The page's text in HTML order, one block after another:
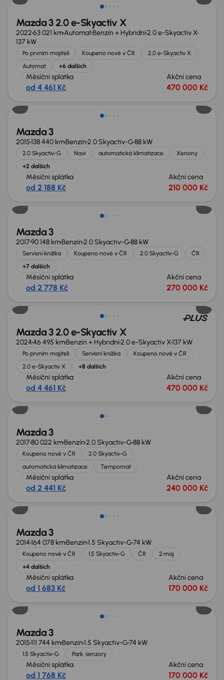
Mazda 3 2.0 e-Skyactiv X
202263 021 kmAutomatBenzín + Hybridní2.0 e-Skyactiv X
137 kW
Po prvním majiteli Koupeno nové v ČR
2.0 e-Skyactiv X
Automat
+6 dalších
Měsíční splátka
od 4 461 Kč
Akční cena
470 000 Kč
Zlevněno o 20 000 Kč
Mazda 3
2015138 440 kmBenzín2.0 Skyactiv-G88 kW
2.0 Skyactiv-G Navi automatická klimatizace
Xenony
+2 dalších
Měsíční splátka
od 2 188 Kč
Akční cena
210 000 Kč
Mazda 3
201790 148 kmBenzín2.0 Skyactiv-G88 kW
Servisní knížka Koupeno nové v ČR 2.0 Skyactiv-G
ČR
+7 dalších
Měsíční splátka
od 2 778 Kč
Akční cena
270 000 Kč
Zlevněno o 70 000 Kč
Mazda 3 2.0 e-Skyactiv X
202446 495 kmBenzín + Hybridní2.0 e-Skyactiv X137 kW
Po prvním majiteli Servisní knížka
Koupeno nové v ČR
2.0 e-Skyactiv X
+8 dalších
Měsíční splátka
od 4 461 Kč
Akční cena
470 000 Kč
Zlevněno o 20 000 Kč
Mazda 3
201780 022 kmBenzín2.0 Skyactiv-G88 kW
Koupeno nové v ČR
2.0 Skyactiv-G
automatická klimatizace
Tempomat
Měsíční splátka
od 2 441 Kč
Akční cena
240 000 Kč
Zlevněno o 20 000 Kč
Mazda 3
2014164 078 kmBenzín1.5 Skyactiv-G74 kW
Koupeno nové v ČR 1.5 Skyactiv-G ČR
2.maj
+4 dalších
Měsíční splátka
od 1 683 Kč
Akční cena
170 000 Kč
Zlevněno o 20 000 Kč
Mazda 3
2015111 744 kmBenzín1.5 Skyactiv-G74 kW
1.5 Skyactiv-G Park. senzory
Měsíční splátka
od 1 768 Kč
Akční cena
170 000 Kč